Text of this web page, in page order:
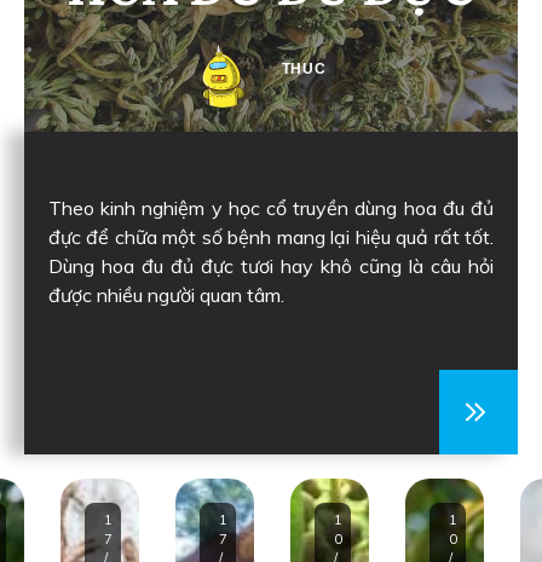
THUC
Theo kinh nghiệm y học cổ truyền dùng hoa đu đủ
đực để chữa một số bệnh mang lại hiệu quả rất tốt.
Dùng hoa đu đủ đực tươi hay khô cũng là câu hỏi
được nhiều người quan tâm.
1
7
/
1
7
/
1
0
/
1
0
/